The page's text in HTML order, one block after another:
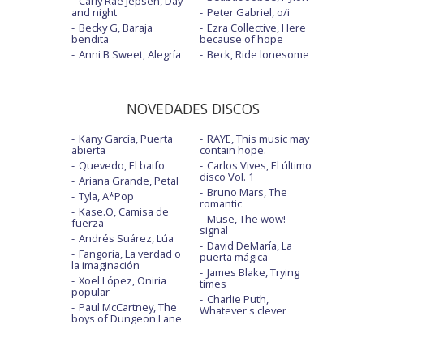
and night
Becky G, Baraja
bendita
Anni B Sweet, Alegría
Peter Gabriel, o/i
Ezra Collective, Here
because of hope
Beck, Ride lonesome
NOVEDADES DISCOS
Kany García, Puerta
abierta
Quevedo, El baifo
Ariana Grande, Petal
Tyla, A*Pop
Kase.O, Camisa de
fuerza
Andrés Suárez, Lúa
Fangoria, La verdad o
la imaginación
Xoel López, Oniria
popular
Paul McCartney, The
boys of Dungeon Lane
RAYE, This music may
contain hope.
Carlos Vives, El último
disco Vol. 1
Bruno Mars, The
romantic
Muse, The wow!
signal
David DeMaría, La
puerta mágica
James Blake, Trying
times
Charlie Puth,
Whatever's clever